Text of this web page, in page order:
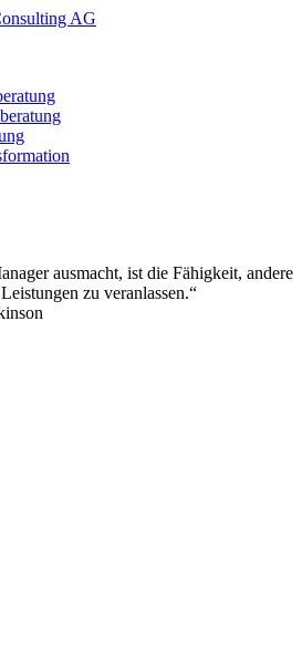
ausmacht, ist die Fähigkeit, andere
zu veranlassen.“